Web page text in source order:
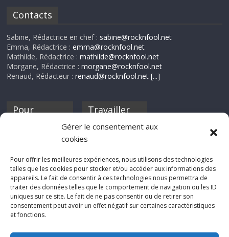
Gérer le consentement aux
cookies
Pour offrir les meilleures expériences, nous utilisons des technologies
telles que les cookies pour stocker et/ou accéder aux informations des
appareils. Le fait de consentir à ces technologies nous permettra de
traiter des données telles que le comportement de navigation ou les ID
uniques sur ce site. Le fait de ne pas consentir ou de retirer son
consentement peut avoir un effet négatif sur certaines caractéristiques
et fonctions.
Contacts
Sabine, Rédactrice en chef : sabine@rocknfool.net
Emma, Rédactrice :emma@rocknfool.net
Mathilde, Rédactrice :mathilde@rocknfool.net
Morgane, Rédactrice :morgane@rocknfool.net
Renaud, Rédacteur :renaud@rocknfool.net [...]
Pour
discothèque
Travailler
Si tu souhaites
Rocknfool, n'hésite
pas à nous envoyer
tes chroniques de
concerts, de films,
séries ou des billets
d'humeur :
net